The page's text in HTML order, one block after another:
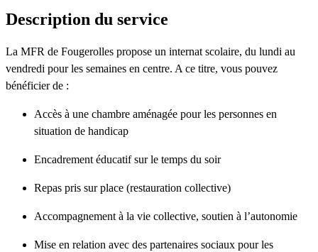
Description du service
La MFR de Fougerolles propose un internat scolaire, du lundi au
vendredi pour les semaines en centre. A ce titre, vous pouvez
bénéficier de :
Accès à une chambre aménagée pour les personnes en
situation de handicap
Encadrement éducatif sur le temps du soir
Repas pris sur place (restauration collective)
Accompagnement à la vie collective, soutien à l’autonomie
Mise en relation avec des partenaires sociaux pour les